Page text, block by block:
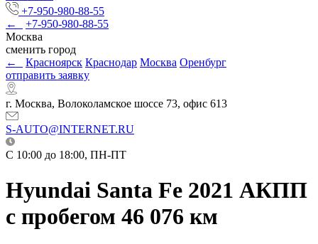
+7-950-980-88-55
←
+7-950-980-88-55
Москва
сменить город
←
Красноярск Краснодар Москва Оренбург
отправить заявку
г. Москва, Волоколамское шоссе 73, офис 613
S-AUTO@INTERNET.RU
C 10:00 до 18:00, ПН-ПТ
Hyundai Santa Fe 2021 АКПП
с пробегом 46 076 км